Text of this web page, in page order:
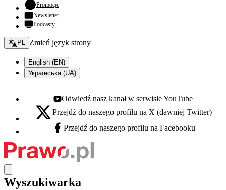
Promocje- otwiera się w nowej karcie
Newsletter
Podcasty
Zmień język - bieżący:
PL Zmień język strony
English (EN)
Українська (UA)
Youtube - otwiera się w nowej karcie
Odwiedź nasz kanał w serwisie YouTube
X - otwiera się w nowej karcie
Przejdź do naszego profilu na X (dawniej Twitter)
Facebook - otwiera się w nowej karcie
Przejdź do naszego profilu na Facebooku
Wyszukiwarka